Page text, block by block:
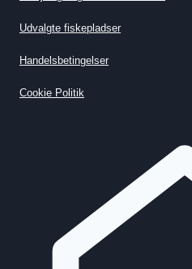
Udvalgte fiskepladser
Handelsbetingelser
Cookie Politik